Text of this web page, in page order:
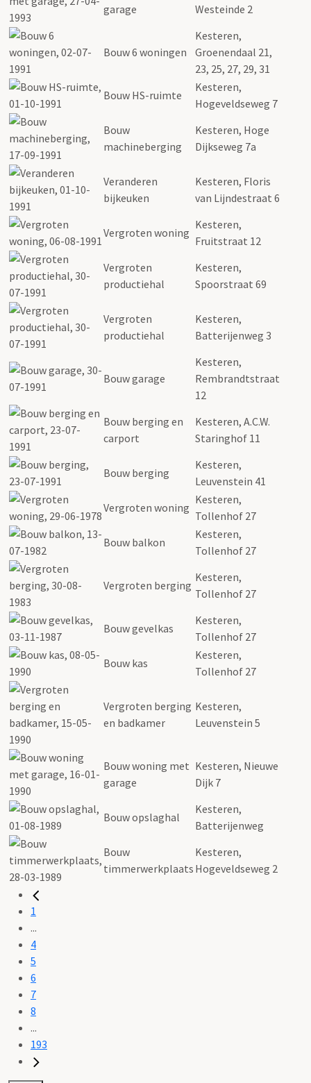
garage
Westeinde 2
Bouw 6 woningen
Kesteren,
Groenendaal 21,
23, 25, 27, 29, 31
Bouw HS-ruimte
Kesteren,
Hogeveldseweg 7
Bouw
machineberging
Kesteren, Hoge
Dijkseweg 7a
Veranderen
bijkeuken
Kesteren, Floris
van Lijndestraat 6
Vergroten woning
Kesteren,
Fruitstraat 12
Vergroten
productiehal
Kesteren,
Spoorstraat 69
Vergroten
productiehal
Kesteren,
Batterijenweg 3
Bouw garage
Kesteren,
Rembrandtstraat
12
Bouw berging en
carport
Kesteren, A.C.W.
Staringhof 11
Bouw berging
Kesteren,
Leuvenstein 41
Vergroten woning
Kesteren,
Tollenhof 27
Bouw balkon
Kesteren,
Tollenhof 27
Vergroten berging
Kesteren,
Tollenhof 27
Bouw gevelkas
Kesteren,
Tollenhof 27
Bouw kas
Kesteren,
Tollenhof 27
Vergroten berging
en badkamer
Kesteren,
Leuvenstein 5
Bouw woning met
garage
Kesteren, Nieuwe
Dijk 7
Bouw opslaghal
Kesteren,
Batterijenweg
Bouw
timmerwerkplaats
Kesteren,
Hogeveldseweg 2
1
...
4
5
6
7
8
...
193